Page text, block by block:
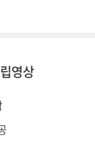
영상